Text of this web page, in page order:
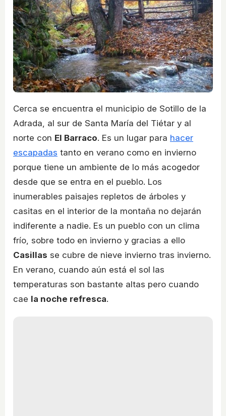
Cerca se encuentra el municipio de Sotillo de la
Adrada, al sur de Santa María del Tiétar y al
norte con El Barraco. Es un lugar para hacer
escapadas tanto en verano como en invierno
porque tiene un ambiente de lo más acogedor
desde que se entra en el pueblo. Los
inumerables paisajes repletos de árboles y
casitas en el interior de la montaña no dejarán
indiferente a nadie. Es un pueblo con un clima
frío, sobre todo en invierno y gracias a ello
Casillas se cubre de nieve invierno tras invierno.
En verano, cuando aún está el sol las
temperaturas son bastante altas pero cuando
cae la noche refresca.